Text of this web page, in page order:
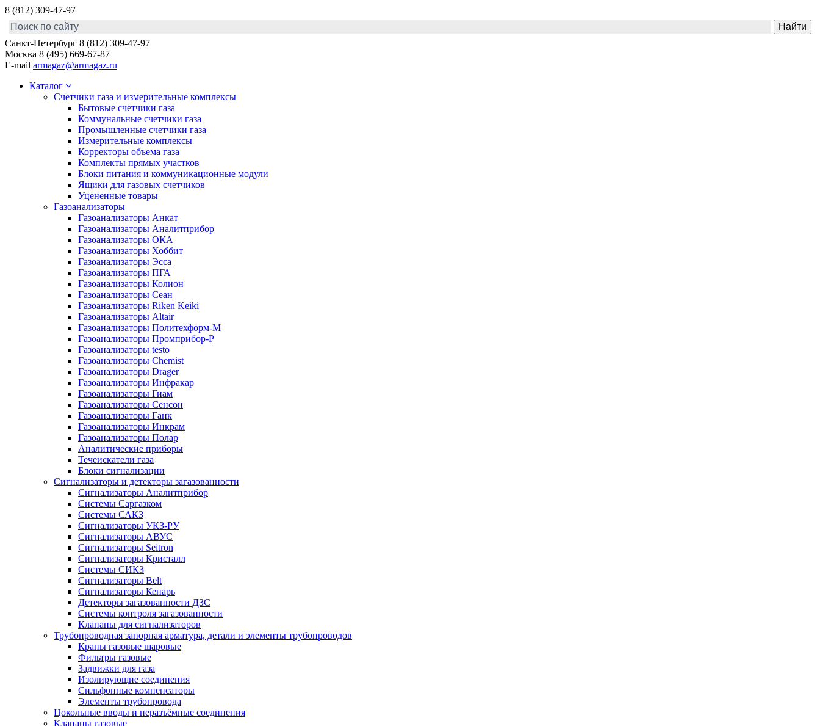
8 (812) 309-47-97
Санкт-Петербург 8 (812) 309-47-97
Москва 8 (495) 669-67-87
E-mail armagaz@armagaz.ru
Каталог
Счетчики газа и измерительные комплексы
Бытовые счетчики газа
Коммунальные счетчики газа
Промышленные счетчики газа
Измерительные комплексы
Корректоры объема газа
Комплекты прямых участков
Блоки питания и коммуникационные модули
Ящики для газовых счетчиков
Уцененные товары
Газоанализаторы
Газоанализаторы Анкат
Газоанализаторы Аналитприбор
Газоанализаторы ОКА
Газоанализаторы Хоббит
Газоанализаторы Эсса
Газоанализаторы ПГА
Газоанализаторы Колион
Газоанализаторы Сеан
Газоанализаторы Riken Keiki
Газоанализаторы Altair
Газоанализаторы Политехформ-М
Газоанализаторы Промприбор-Р
Газоанализаторы testo
Газоанализаторы Chemist
Газоанализаторы Drager
Газоанализаторы Инфракар
Газоанализаторы Гиам
Газоанализаторы Сенсон
Газоанализаторы Ганк
Газоанализаторы Инкрам
Газоанализаторы Полар
Аналитические приборы
Течеискатели газа
Блоки сигнализации
Сигнализаторы и детекторы загазованности
Сигнализаторы Аналитприбор
Системы Саргазком
Системы САКЗ
Сигнализаторы УКЗ-РУ
Сигнализаторы АВУС
Сигнализаторы Seitron
Сигнализаторы Кристалл
Системы СИКЗ
Сигнализаторы Belt
Сигнализаторы Кенарь
Детекторы загазованности ДЗС
Системы контроля загазованности
Клапаны для сигнализаторов
Трубопроводная запорная арматура, детали и элементы трубопроводов
Краны газовые шаровые
Фильтры газовые
Задвижки для газа
Изолирующие соединения
Сильфонные компенсаторы
Элементы трубопровода
Цокольные вводы и неразъёмные соединения
Клапаны газовые